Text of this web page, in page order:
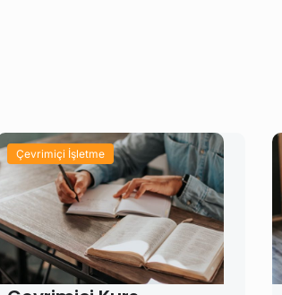
Çevrimiçi İşletme